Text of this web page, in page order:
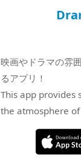
映画やドラマの雰
るアプリ！
This app provides
the atmosphere